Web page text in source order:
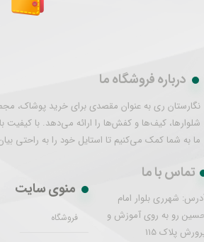
درباره فروشگاه ما
نگارستان ری به عنوان مقصدی برای خرید پوشاک،
شلوارها، کیف‌ها و کفش‌ها را ارائه می‌دهد. با کیفیت
ما به شما کمک می‌کنیم تا استایل خود را به راحتی
تماس با ما
شهرری بلوار امام
رو به روی آموزش و
پلاک 115
منوی سایت
فروشگاه